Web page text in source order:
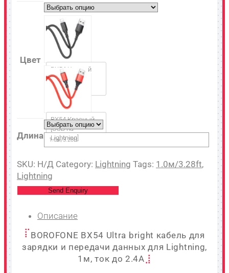
Цвет
BX54 Черный
[USB на
Lightning]
BX54 Красный
[USB на
Lightning]
Длина 1.0м/3.28ft
SKU: Н/Д Category: Lightning Tags: 1.0м/3.28ft,
Lightning
Send Enquiry
Описание
BOROFONE BX54 Ultra bright кабель для
зарядки и передачи данных для Lightning,
1м, ток до 2.4A